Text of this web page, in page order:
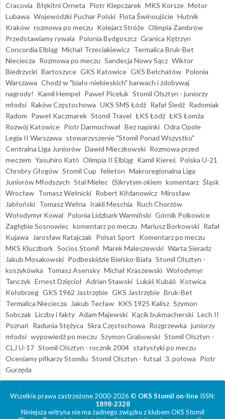
Cracovia Błękitni Orneta Piotr Klepczarek MKS Korsze Motor
Lubawa Wojewódzki Puchar Polski Flota Świnoujście Hutnik
Kraków rozmowa po meczu Kolejarz Stróże Olimpia Zambrów
Przedstawiamy rywala Polonia Bydgoszcz Granica Kętrzyn
Concordia Elbląg Michał Trzeciakiewicz Termalica Bruk-Bet
Nieciecza Rozmowa po meczu Sandecja Nowy Sącz Wiktor
Biedrzycki Bartoszyce GKS Katowice GKS Bełchatów Polonia
Warszawa Chodź w "biało-niebieskich" barwach i zdobywaj
nagrody!
Kamil Hempel Paweł Piceluk Stomil Olsztyn - juniorzy
młodsi Raków Częstochowa UKS SMS Łódź Rafał Śledź Radomiak
Radom Paweł Kaczmarek Stomil Travel ŁKS Łódź ŁKS Łomża
Rozwój Katowice Piotr Darmochwał Bez napinki Odra Opole
Legia II Warszawa stowarzyszenie "Stomil Ponad Wszystko"
Centralna Liga Juniorów Dawid Mieczkowski Rozmowa przed
meczem Yasuhiro Katō Olimpia II Elbląg Kamil Kiereś Polska U-21
Chrobry Głogów Stomil Cup felieton Makroregionalna Liga
Juniorów Młodszych Stal Mielec (S)krytym okiem komentarz Śląsk
Wrocław Tomasz Wełnicki Robert Kiłdanowicz Mirosław
Jabłoński Tomasz Wełna Irakli Meschia Ruch Chorzów
Wołodymyr Kowal Polonia Lidzbark Warmiński Górnik Polkowice
Zagłębie Sosnowiec komentarz po meczu Mariusz Borkowski Rafał
Kujawa
Jarosław Ratajczak Polsat Sport Komentarz po meczu
MKS Kluczbork Socios Stomil Marek Maleszewski Warta Sieradz
Jakub Mosakowski Podbeskidzie Bielsko-Biała Stomil Olsztyn -
koszykówka Tomasz Asensky Michał Kraszewski Wołodymyr
Tanczyk Ernest Dzięcioł Adrian Stawski Lukáš Kubáň Kotwica
Kołobrzeg GKS 1962 Jastrzębie GKS Jastrzębie Bruk-Bet
Termalica Nieciecza
Jakub Tecław KKS 1925 Kalisz Szymon
Sobczak Liczby i fakty Adam Majewski Kącik bukmacherski Lech II
Poznań Radunia Stężyca Skra Częstochowa Rozgrzewka juniorzy
młodsi wypowiedź po meczu Szymon Grabowski Stomil Olsztyn -
CLJ U-17 Stomil Olsztyn - rocznik 2004 statystyki po meczu
Oceniamy piłkarzy Stomilu Stomil Olsztyn - futsal 3. połowa Piotr
Gurzęda
Wszelkie prawa zastrzeżone 2000-2026 © OKS Stomil on-line ISSN:
1898-2328
Niniejsza witryna nie ma żadnego związku z klubem OKS Stomil